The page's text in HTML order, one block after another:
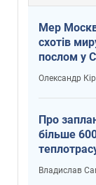
Мер
схотів
послом у
Олександр
Про
більше
у Києві
Владислав